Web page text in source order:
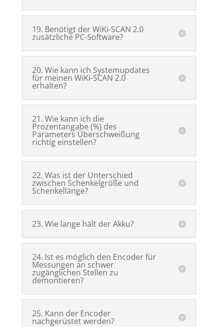
19. Benötigt der WiKi-SCAN 2.0
zusätzliche PC-Software?
20. Wie kann ich Systemupdates
für meinen WiKi-SCAN 2.0
erhalten?
21. Wie kann ich die
Prozentangabe (%) des
Parameters Überschweißung
richtig einstellen?
22. Was ist der Unterschied
zwischen Schenkelgröße und
Schenkellänge?
23. Wie lange hält der Akku?
24. Ist es möglich den Encoder für
Messungen an schwer
zugänglichen Stellen zu
demontieren?
25. Kann der Encoder
nachgerüstet werden?